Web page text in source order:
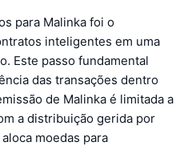
para Malinka foi o
inteligentes em uma
Este passo fundamental
das transações dentro
de Malinka é limitada a
a distribuição gerida por
moedas para